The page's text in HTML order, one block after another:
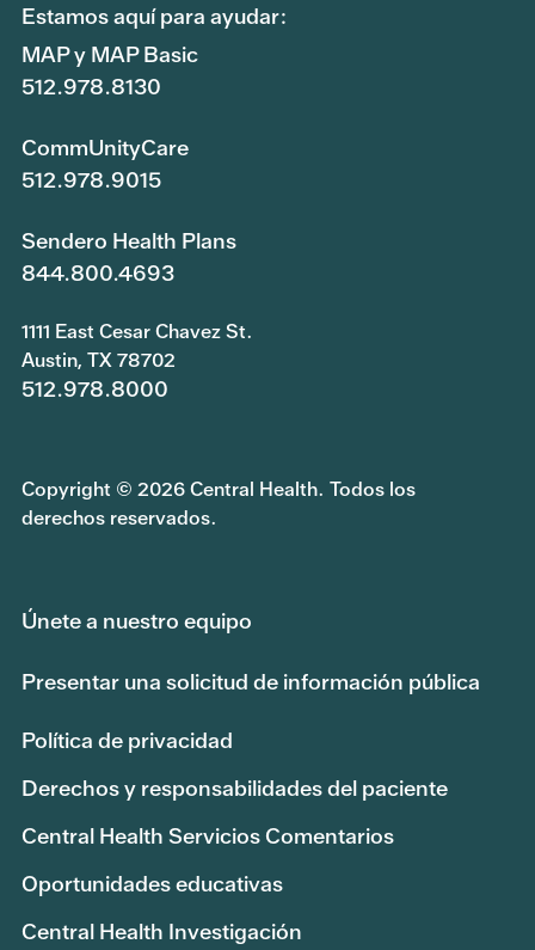
Estamos aquí para ayudar:
MAP y MAP Basic
512.978.8130
CommUnityCare
512.978.9015
Sendero Health Plans
844.800.4693
1111 East Cesar Chavez St.
Austin, TX 78702
512.978.8000
Copyright © 2026 Central Health. Todos los
derechos reservados.
Únete a nuestro equipo
Presentar una solicitud de información pública
Política de privacidad
Derechos y responsabilidades del paciente
Central Health Servicios Comentarios
Oportunidades educativas
Central Health Investigación